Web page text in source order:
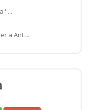
' ...
a Ant ...